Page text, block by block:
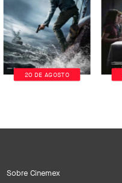
20 DE AGOSTO
Sobre Cinemex